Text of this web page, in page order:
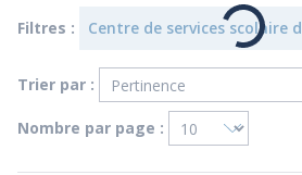
Filtres : Centre de services scolaire
Trier par :
Nombre par page :